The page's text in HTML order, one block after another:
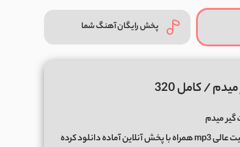
پخش رایگان آهنگ شما
/ کامل 320
میدم
اکنون برای شما عزیزان موزیک زیبای “شرمنده بهت گیر میدم” را با کیفیت عالی mp3 همراه با پخش آنلاین آماده دانلود کرده